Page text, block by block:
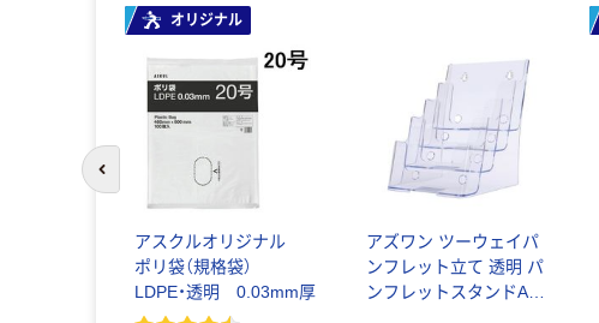
オリジナル
アスクルオリジナル
ポリ袋（規格袋）
LDPE・透明 0.03mm厚
アズワン ツーウェイパ
ンフレット立て 透明 パ
ンフレットスタンドA5
前のスライドへ